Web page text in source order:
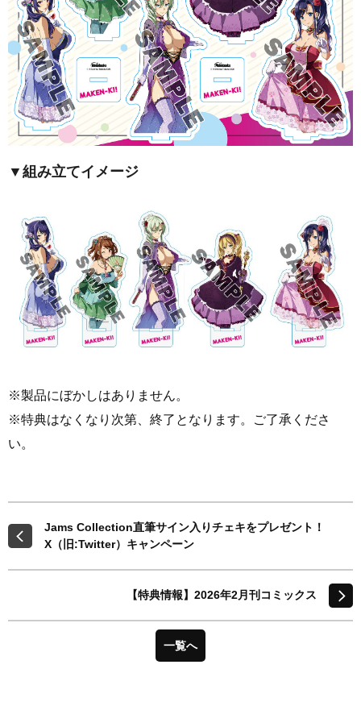
▼組み立てイメージ
※製品にぼかしはありません。
※特典はなくなり次第、終了となります。ご了承くださ
い。
Jams Collection直筆サイン入りチェキをプレゼント！
X（旧:Twitter）キャンペーン
【特典情報】2026年2月刊コミックス
一覧へ